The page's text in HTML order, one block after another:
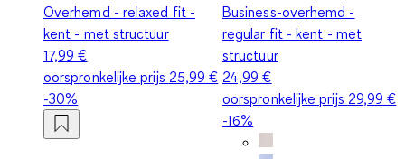
Overhemd - relaxed fit -
kent - met structuur
17,99 €
oorspronkelijke prijs 25,99 €
-30%
Business-overhemd -
regular fit - kent - met
structuur
24,99 €
oorspronkelijke prijs 29,99 €
-16%